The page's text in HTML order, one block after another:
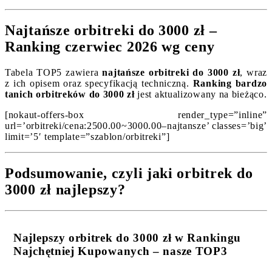
Najtańsze orbitreki do 3000 zł –
Ranking czerwiec 2026 wg ceny
Tabela TOP5 zawieranajtańsze orbitreki do 3000 zł, wraz
z ich opisem oraz specyfikacją techniczną. Ranking bardzo
tanich orbitreków do 3000 złjest aktualizowany na bieżąco.
[nokaut-offers-box render_type=”inline”
url=’orbitreki/cena:2500.00~3000.00–najtansze’ classes=’big’
limit=’5′ template=”szablon/orbitreki”]
Podsumowanie, czyli jaki orbitrek do
3000 zł najlepszy?
Najlepszy orbitrek do 3000 zł w Rankingu
Najchętniej Kupowanych – nasze TOP3